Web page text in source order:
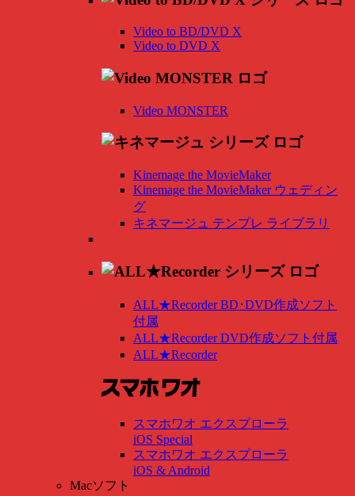
Video to BD/DVD X
Video to DVD X
Video MONSTER
Kinemage the MovieMaker
Kinemage the MovieMaker ウェディン
グ
キネマージュ テンプレ ライブラリ
ALL★Recorder BD･DVD作成ソフト
付属
ALL★Recorder DVD作成ソフト付属
ALL★Recorder
スマホワオ エクスプローラ
iOS Special
スマホワオ エクスプローラ
iOS & Android
Macソフト